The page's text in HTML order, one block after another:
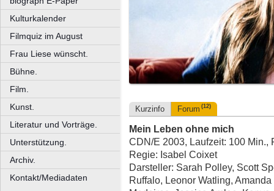
Kulturkalender
Filmquiz im August
Frau Liese wünscht.
Bühne.
Film.
Kunst.
Literatur und Vorträge.
Unterstützung.
Archiv.
Kontakt/Mediadaten
Kurzinfo Forum (12)
Mein Leben ohne mich
CDN/E 2003, Laufzeit: 100 Min.,
Regie: Isabel Coixet
Darsteller: Sarah Polley, Scott
Ruffalo, Leonor Watling,